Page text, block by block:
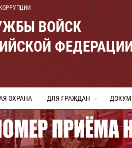
ВОЙСК
ОХРАНА ДЛЯ ГРАЖДАН